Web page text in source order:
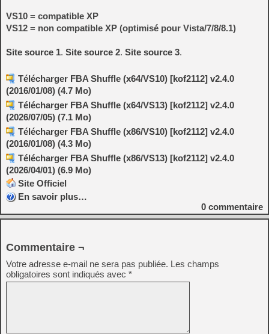
VS10 = compatible XP
VS12 = non compatible XP (optimisé pour Vista/7/8/8.1)
Site source 1. Site source 2. Site source 3.
Télécharger FBA Shuffle (x64/VS10) [kof2112] v2.4.0
(2016/01/08) (4.7 Mo)
Télécharger FBA Shuffle (x64/VS13) [kof2112] v2.4.0
(2026/07/05) (7.1 Mo)
Télécharger FBA Shuffle (x86/VS10) [kof2112] v2.4.0
(2016/01/08) (4.3 Mo)
Télécharger FBA Shuffle (x86/VS13) [kof2112] v2.4.0
(2026/04/01) (6.9 Mo)
Site Officiel
En savoir plus…
0 commentaire
Commentaire ¬
Votre adresse e-mail ne sera pas publiée. Les champs
obligatoires sont indiqués avec *